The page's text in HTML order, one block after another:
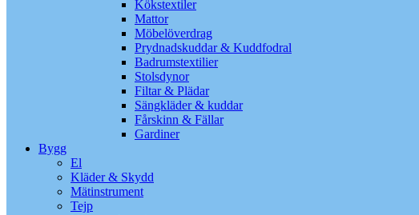
Kökstextiler
Mattor
Möbelöverdrag
Prydnadskuddar & Kuddfodral
Badrumstextilier
Stolsdynor
Filtar & Plädar
Sängkläder & kuddar
Fårskinn & Fällar
Gardiner
Bygg
El
Kläder & Skydd
Mätinstrument
Tejp